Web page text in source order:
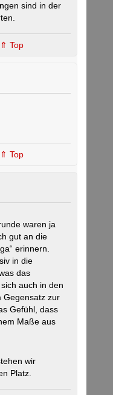
sind in der
⇑ Top
⇑ Top
waren ja
gut an die
erinnern.
in die
das
auch in den
Gegensatz zur
Gefühl, dass
Maße aus
wir
Platz.